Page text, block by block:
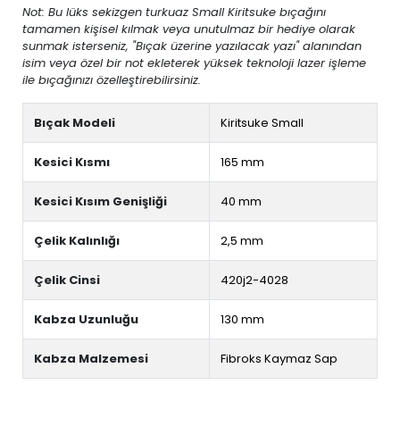
Not: Bu lüks sekizgen turkuaz Small Kiritsuke bıçağını
tamamen kişisel kılmak veya unutulmaz bir hediye olarak
sunmak isterseniz, "Bıçak üzerine yazılacak yazı" alanından
isim veya özel bir not ekleterek yüksek teknoloji lazer işleme
ile bıçağınızı özelleştirebilirsiniz.
Bıçak Modeli Kiritsuke Small
Kesici Kısmı 165 mm
Kesici Kısım Genişliği 40 mm
Çelik Kalınlığı 2,5 mm
Çelik Cinsi 420j2-4028
Kabza Uzunluğu 130 mm
Kabza Malzemesi Fibroks Kaymaz Sap